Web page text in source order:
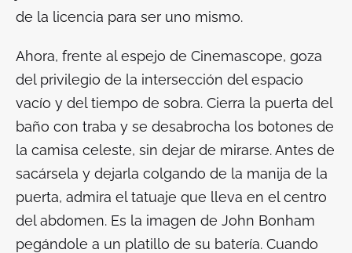
de la licencia para ser uno mismo.
Ahora, frente al espejo de Cinemascope, goza
del privilegio de la intersección del espacio
vacío y del tiempo de sobra. Cierra la puerta del
baño con traba y se desabrocha los botones de
la camisa celeste, sin dejar de mirarse. Antes de
sacársela y dejarla colgando de la manija de la
puerta, admira el tatuaje que lleva en el centro
del abdomen. Es la imagen de John Bonham
pegándole a un platillo de su batería. Cuando